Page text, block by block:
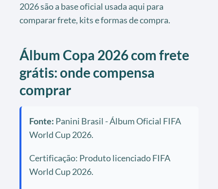
2026 são a base oficial usada aqui para
comparar frete, kits e formas de compra.
Álbum Copa 2026 com frete
grátis: onde compensa
comprar
Fonte: Panini Brasil - Álbum Oficial FIFA
World Cup 2026.
Certificação: Produto licenciado FIFA
World Cup 2026.